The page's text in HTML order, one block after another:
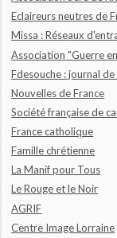
Eclaireurs neutres de
Missa : Réseaux
Association "Guerre
Fdesouche : journal
Nouvelles de France
Société française de
France catholique
Famille chrétienne
La Manif pour Tous
Le Rouge et le Noir
AGRIF
Centre Image Lorraine